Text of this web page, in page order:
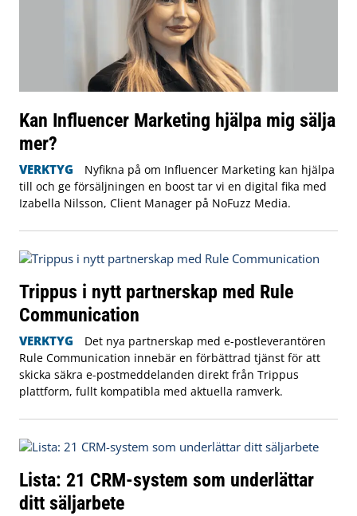
Kan Influencer Marketing hjälpa mig sälja
mer?
VERKTYG
Nyfikna på om Influencer Marketing kan hjälpa
till och ge försäljningen en boost tar vi en digital fika med
Izabella Nilsson, Client Manager på NoFuzz Media.
Trippus i nytt partnerskap med Rule
Communication
VERKTYG
Det nya partnerskap med e-postleverantören
Rule Communication innebär en förbättrad tjänst för att
skicka säkra e-postmeddelanden direkt från Trippus
plattform, fullt kompatibla med aktuella ramverk.
Lista: 21 CRM-system som underlättar
ditt säljarbete